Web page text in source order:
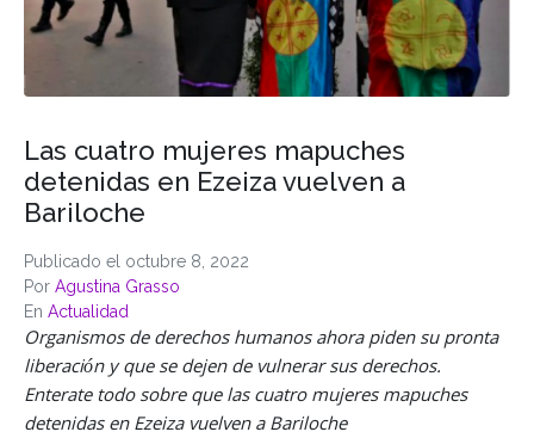
Publicado el octubre 8, 2022
Por Agustina Grasso
En Actualidad
Las cuatro mujeres mapuches
detenidas en Ezeiza vuelven a
Bariloche
Organismos de derechos humanos ahora piden su pronta
liberación y que se dejen de vulnerar sus derechos.
Enterate todo sobre que las cuatro mujeres mapuches
detenidas en Ezeiza vuelven a Bariloche